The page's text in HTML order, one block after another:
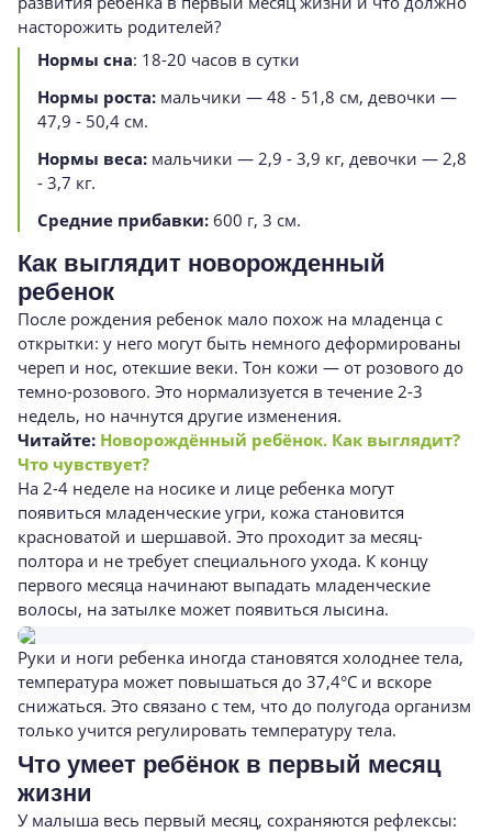
насторожить родителей?
Нормы сна: 18-20 часов в сутки
Нормы роста: мальчики — 48 - 51,8 см, девочки —
47,9 - 50,4 см.
Нормы веса: мальчики — 2,9 - 3,9 кг, девочки — 2,8
- 3,7 кг.
Средние прибавки: 600 г, 3 см.
Как выглядит новорожденный
ребенок
После рождения ребенок мало похож на младенца с
открытки: у него могут быть немного деформированы
череп и нос, отекшие веки. Тон кожи — от розового до
темно-розового. Это нормализуется в течение 2-3
недель, но начнутся другие изменения.
Читайте: Новорождённый ребёнок. Как выглядит?
Что чувствует?
На 2-4 неделе на носике и лице ребенка могут
появиться младенческие угри, кожа становится
красноватой и шершавой. Это проходит за месяц-
полтора и не требует специального ухода. К концу
первого месяца начинают выпадать младенческие
волосы, на затылке может появиться лысина.
Руки и ноги ребенка иногда становятся холоднее тела,
температура может повышаться до 37,4°C и вскоре
снижаться. Это связано с тем, что до полугода организм
только учится регулировать температуру тела.
Что умеет ребёнок в первый месяц
жизни
У малыша весь первый месяц, сохраняются рефлексы: